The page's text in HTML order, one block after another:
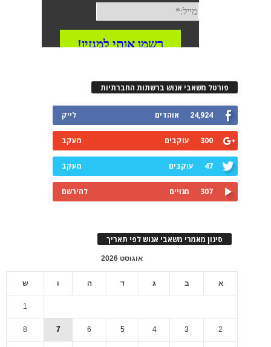
פורטל משאבי אנוש ברשתות החברתיות
24,924 אוהדים לייק
300 עוקבים מעקב
47 עוקבים מעקב
307 מנויים להירשם
סינון מאמרי משאבי אנוש לפי תאריך
אוגוסט 2026
א ב ג ד ה ו ש
1
2
3
4
5
6
7
8